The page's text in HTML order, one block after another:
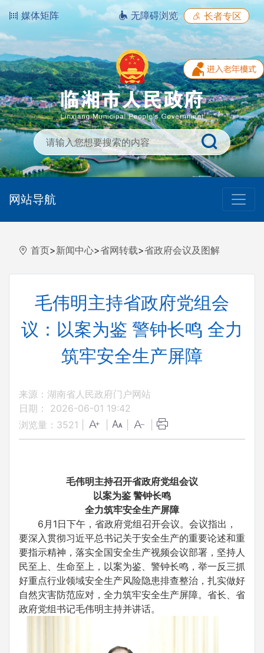
媒体矩阵 无障碍浏览 长者专区
网站导航
首页>新闻中心>省网转载>省政府会议及图解
毛伟明主持省政府党组会
议：以案为鉴 警钟长鸣 全力
筑牢安全生产屏障
来源：湖南省人民政府门户网站
日期： 2026-06-01 19:42
浏览量： 3521
毛伟明主持召开省政府党组会议
以案为鉴 警钟长鸣
全力筑牢安全生产屏障
6月1日下午，省政府党组召开会议。会议指出，
要深入贯彻习近平总书记关于安全生产的重要论述和重
要指示精神，落实全国安全生产视频会议部署，坚持人
民至上、生命至上，以案为鉴、警钟长鸣，举一反三抓
好重点行业领域安全生产风险隐患排查整治，扎实做好
自然灾害防范应对，全力筑牢安全生产屏障。省长、省
政府党组书记毛伟明主持并讲话。